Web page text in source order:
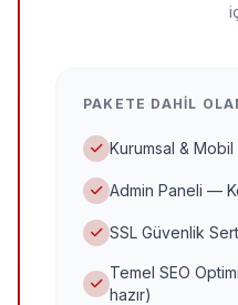
PAKETE DAHIL
Kurumsal &
Admin Paneli —
SSL Güvenlik
Temel SEO
hazır)